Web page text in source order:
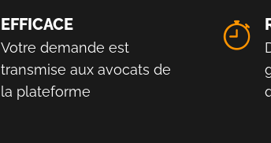
EFFICACE
Votre demande est
transmise aux avocats de
la plateforme